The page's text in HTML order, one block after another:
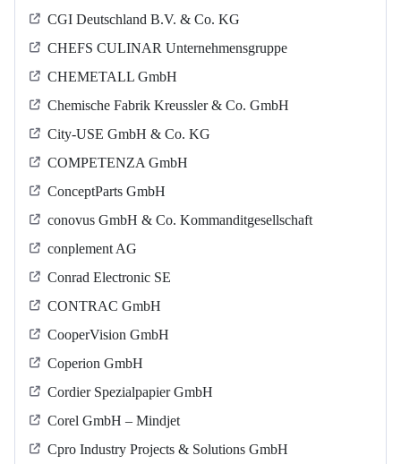
CGI Deutschland B.V. & Co. KG
CHEFS CULINAR Unternehmensgruppe
CHEMETALL GmbH
Chemische Fabrik Kreussler & Co. GmbH
City-USE GmbH & Co. KG
COMPETENZA GmbH
ConceptParts GmbH
conovus GmbH & Co. Kommanditgesellschaft
conplement AG
Conrad Electronic SE
CONTRAC GmbH
CooperVision GmbH
Coperion GmbH
Cordier Spezialpapier GmbH
Corel GmbH – Mindjet
Cpro Industry Projects & Solutions GmbH